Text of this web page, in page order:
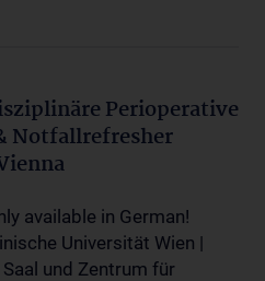
Perioperative
Notfallrefresher
available in German!
Universität Wien |
und Zentrum für